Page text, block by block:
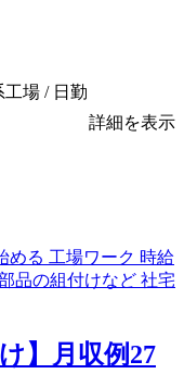
場 / 日勤
詳細を表示
】月収例27